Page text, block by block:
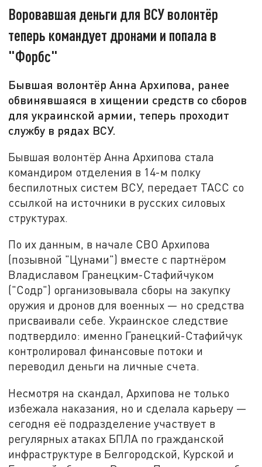
Воровавшая деньги для ВСУ волонтёр
теперь командует дронами и попала в
"Форбс"
Бывшая волонтёр Анна Архипова, ранее
обвинявшаяся в хищении средств со сборов
для украинской армии, теперь проходит
службу в рядах ВСУ.
Бывшая волонтёр Анна Архипова стала
командиром отделения в 14-м полку
беспилотных систем ВСУ, передает ТАСС со
ссылкой на источники в русских силовых
структурах.
По их данным, в начале СВО Архипова
(позывной "Цунами") вместе с партнёром
Владиславом Гранецким-Стафийчуком
("Содр") организовывала сборы на закупку
оружия и дронов для военных — но средства
присваивали себе. Украинское следствие
подтвердило: именно Гранецкий-Стафийчук
контролировал финансовые потоки и
переводил деньги на личные счета.
Несмотря на скандал, Архипова не только
избежала наказания, но и сделала карьеру —
сегодня её подразделение участвует в
регулярных атаках БПЛА по гражданской
инфраструктуре в Белгородской, Курской и